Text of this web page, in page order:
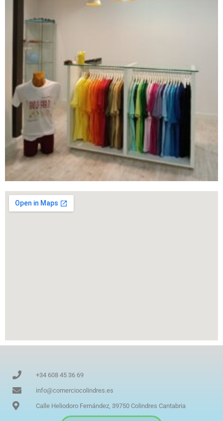
+34 608 45 36 69
info@comerciocolindres.es
Calle Heliodoro Fernández, 39750 Colindres Cantabria